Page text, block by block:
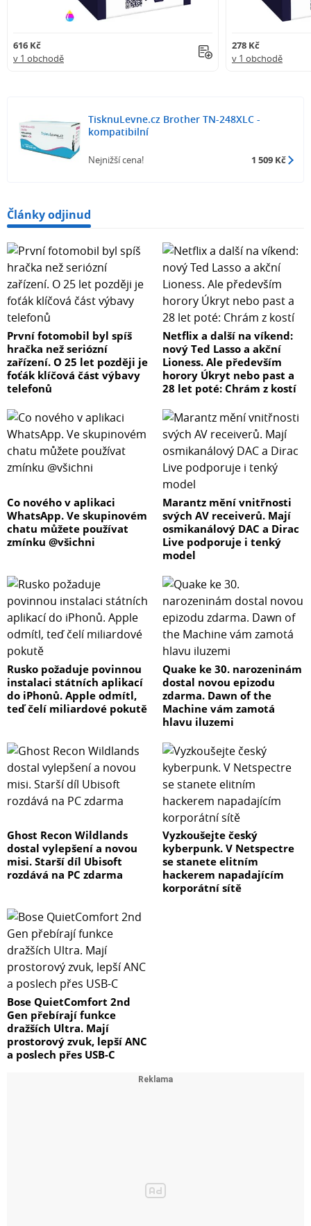
616 Kč
v 1 obchodě
278 Kč
v 1 obchodě
TisknuLevne.cz Brother TN-248XLC -
kompatibilní
Nejnižší cena! 1 509 Kč
Články odjinud
První fotomobil byl spíš
hračka než seriózní
zařízení. O 25 let později je
foťák klíčová část výbavy
telefonů
Netflix a další na víkend:
nový Ted Lasso a akční
Lioness. Ale především
horory Úkryt nebo past a
28 let poté: Chrám z kostí
Co nového v aplikaci
WhatsApp. Ve skupinovém
chatu můžete používat
zmínku @všichni
Marantz mění vnitřnosti
svých AV receiverů. Mají
osmikanálový DAC a Dirac
Live podporuje i tenký
model
Rusko požaduje povinnou
instalaci státních aplikací
do iPhonů. Apple odmítl,
teď čelí miliardové pokutě
Quake ke 30. narozeninám
dostal novou epizodu
zdarma. Dawn of the
Machine vám zamotá
hlavu iluzemi
Ghost Recon Wildlands
dostal vylepšení a novou
misi. Starší díl Ubisoft
rozdává na PC zdarma
Vyzkoušejte český
kyberpunk. V Netspectre
se stanete elitním
hackerem napadajícím
korporátní sítě
Bose QuietComfort 2nd
Gen přebírají funkce
dražších Ultra. Mají
prostorový zvuk, lepší ANC
a poslech přes USB-C